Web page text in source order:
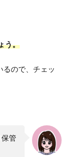
う。
るので、チェッ
管